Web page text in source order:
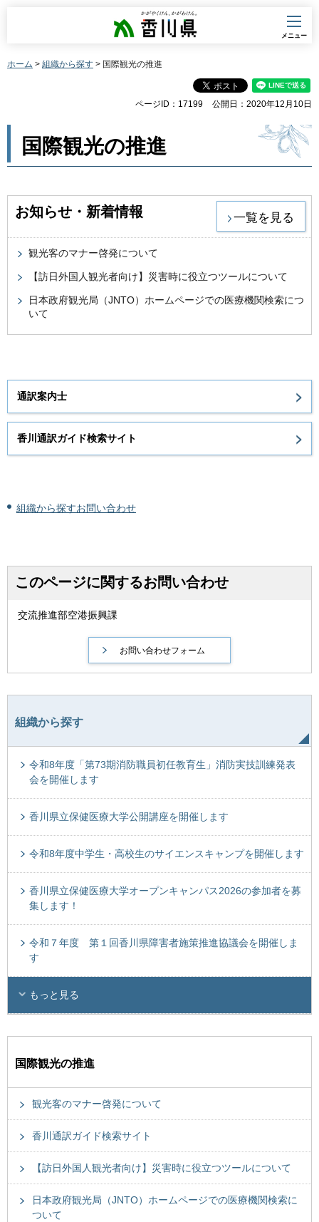
香川県
メニュー
ホーム > 組織から探す > 国際観光の推進
ページID：17199 公開日：2020年12月10日
国際観光の推進
お知らせ・新着情報 一覧を見る
観光客のマナー啓発について
【訪日外国人観光者向け】災害時に役立つツールについて
日本政府観光局（JNTO）ホームページでの医療機関検索につ
いて
通訳案内士
香川通訳ガイド検索サイト
組織から探すお問い合わせ
このページに関するお問い合わせ
交流推進部空港振興課
組織から探す
令和8年度「第73期消防職員初任教育生」消防実技訓練発表
会を開催します
香川県立保健医療大学公開講座を開催します
令和8年度中学生・高校生のサイエンスキャンプを開催します
香川県立保健医療大学オープンキャンパス2026の参加者を募
集します！
令和７年度 第１回香川県障害者施策推進協議会を開催しま
す
もっと見る
国際観光の推進
観光客のマナー啓発について
香川通訳ガイド検索サイト
【訪日外国人観光者向け】災害時に役立つツールについて
日本政府観光局（JNTO）ホームページでの医療機関検索に
ついて